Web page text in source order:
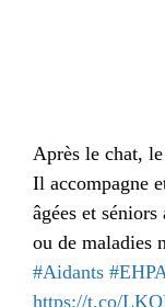
Après le chat,
Il accompagne
âgées et
ou de maladies
#Aidants
https://t.co/